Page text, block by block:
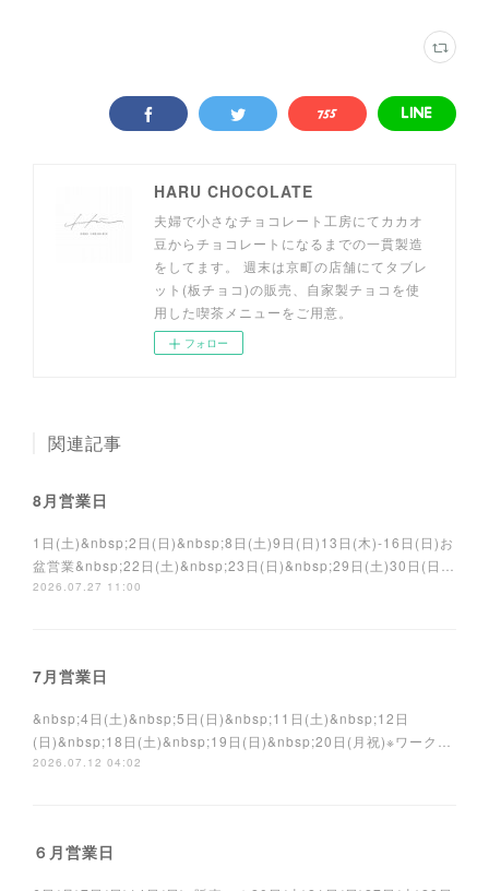
HARU CHOCOLATE
夫婦で小さなチョコレート工房にてカカオ
豆からチョコレートになるまでの一貫製造
をしてます。 週末は京町の店舗にてタブレ
ット(板チョコ)の販売、自家製チョコを使
用した喫茶メニューをご用意。
フォロー
関連記事
8月営業日
1日(土)&nbsp;2日(日)&nbsp;8日(土)9日(日)13日(木)-16日(日)お
盆営業&nbsp;22日(土)&nbsp;23日(日)&nbsp;29日(土)30日(日…
2026.07.27 11:00
7月営業日
&nbsp;4日(土)&nbsp;5日(日)&nbsp;11日(土)&nbsp;12日
(日)&nbsp;18日(土)&nbsp;19日(日)&nbsp;20日(月祝)※ワーク…
2026.07.12 04:02
６月営業日